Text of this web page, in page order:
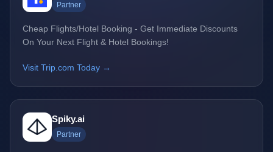
Partner
Cheap Flights/Hotel Booking - Get Immediate Discounts
On Your Next Flight & Hotel Bookings!
Visit Trip.com Today →
Spiky.ai
Partner